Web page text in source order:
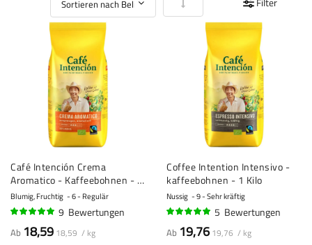
Café Intención Crema
Aromatico - Kaffeebohnen - 1
Kilo
Blumig, Fruchtig 6 - Regulär
9 Bewertungen
Ab 18,59 18,59 / kg
Coffee Intention Intensivo -
kaffeebohnen - 1 Kilo
Nussig 9 - Sehr kräftig
5 Bewertungen
Ab 19,76 19,76 / kg